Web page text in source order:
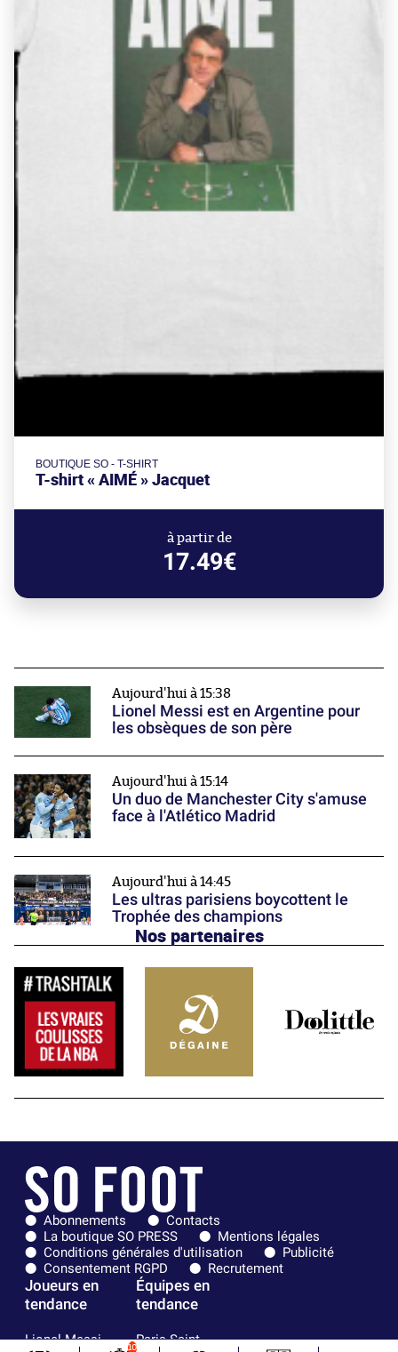
BOUTIQUE SO - T-SHIRT
T-shirt « AIMÉ » Jacquet
à partir de
17.49€
Aujourd'hui à 15:38
Lionel Messi est en Argentine pour
les obsèques de son père
Aujourd'hui à 15:14
Un duo de Manchester City s'amuse
face à l'Atlético Madrid
Aujourd'hui à 14:45
Les ultras parisiens boycottent le
Trophée des champions
Nos partenaires
Abonnements
Contacts
La boutique SO PRESS
Mentions légales
Conditions générales d'utilisation
Publicité
Consentement RGPD
Recrutement
Joueurs en
tendance
Lionel Messi
Équipes en
tendance
Paris Saint-
10